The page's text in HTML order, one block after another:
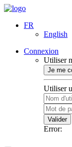
FR
English
Connexion
Utiliser
Je me
Utiliser
Valider
Error: